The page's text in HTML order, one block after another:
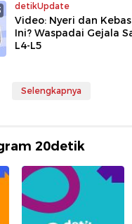
detikUpdate
Video: Nyeri dan
Ini? Waspadai Gejala
L4-L5
Selengkapnya
20detik